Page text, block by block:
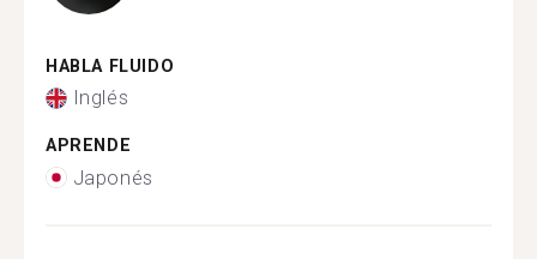
HABLA FLUIDO
Inglés
APRENDE
Japonés